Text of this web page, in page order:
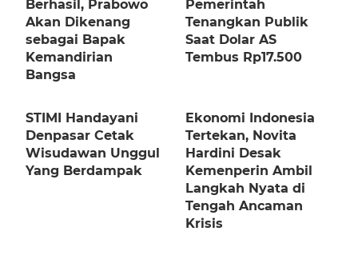
Berhasil, Prabowo
Akan Dikenang
sebagai Bapak
Kemandirian
Bangsa
Pemerintah
Tenangkan Publik
Saat Dolar AS
Tembus Rp17.500
STIMI Handayani
Denpasar Cetak
Wisudawan Unggul
Yang Berdampak
Ekonomi Indonesia
Tertekan, Novita
Hardini Desak
Kemenperin Ambil
Langkah Nyata di
Tengah Ancaman
Krisis